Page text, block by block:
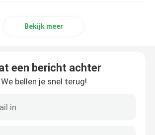
Bekijk meer
een bericht achter
We bellen je snel terug!